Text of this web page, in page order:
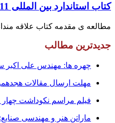
کتاب استاندارد بین المللی ISO50001:2011
مطالعه ی مقدمه کتاب علاقه مندان جهت تهیه
جدیدترین مطالب
چهره ها: مهندس علی اکبر
مهلت ارسال مقالات هجدهمین
فیلم مراسم نکوداشت چهار دهه
ماراتن هنر و مهندسی